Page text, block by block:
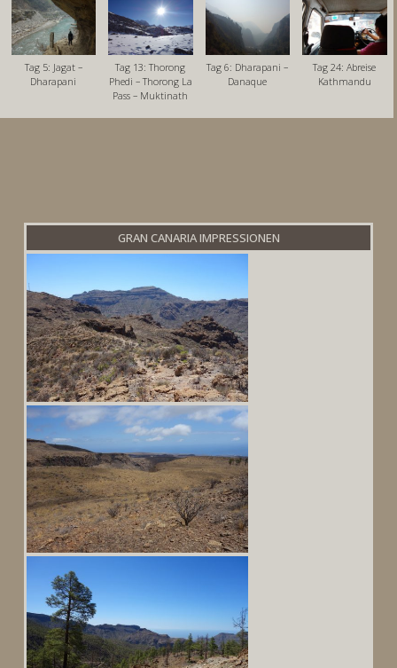
Tag 5: Jagat –
Dharapani
Tag 13: Thorong
Phedi – Thorong La
Pass – Muktinath
Tag 6: Dharapani –
Danaque
Tag 24: Abreise
Kathmandu
GRAN CANARIA IMPRESSIONEN